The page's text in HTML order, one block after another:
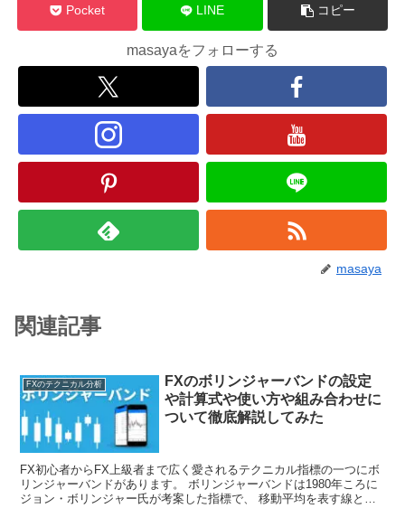
Pocket LINE コピー
masayaをフォローする
masaya
関連記事
FXのテクニカル分析
FXのボリンジャーバンドの設定
や計算式や使い方や組み合わせに
ついて徹底解説してみた
FX初心者からFX上級者まで広く愛されるテクニカル指標の一つにボ
リンジャーバンドがあります。 ボリンジャーバンドは1980年ころに
ジョン・ボリンジャー氏が考案した指標で、 移動平均を表す線と、